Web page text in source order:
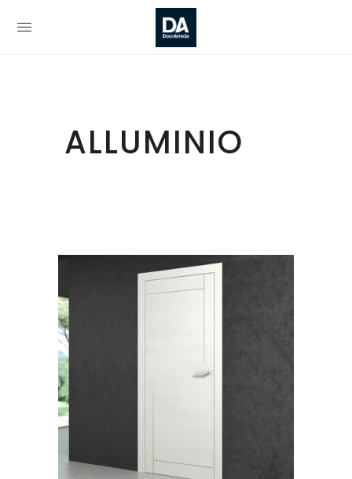
ALLUMINIO